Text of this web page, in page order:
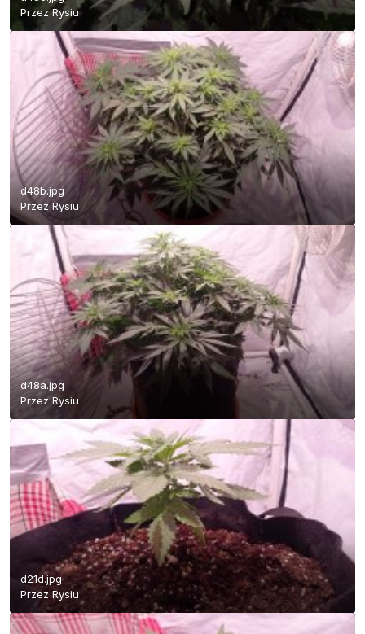
PrzezRysiu
d48b.jpg
Przez Rysiu
d48a.jpg
PrzezRysiu
d21d.jpg
Przez Rysiu